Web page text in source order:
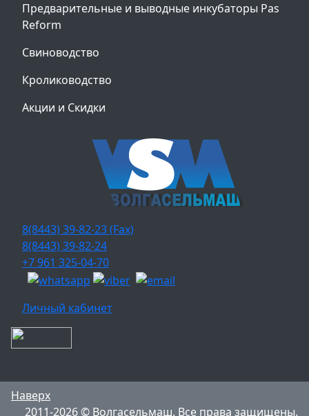
Предварительные и выводные инкубаторы Pas
Reform
Свиноводство
Кролиководство
Акции и Скидки
8(8443) 39-82-23 (Fax)
8(8443) 39-82-24
+7 961 325-04-70
Личный кабинет
Наверх
2011-2026 © Волгасельмаш. Все права защищены.